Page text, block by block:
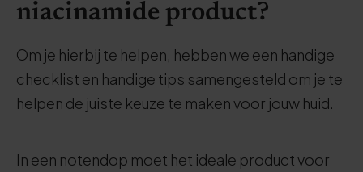
niacinamide product?
Om je hierbij te helpen, hebben we een handige
checklist en handige tips samengesteld om je te
helpen de juiste keuze te maken voor jouw huid.
In een notendop moet het ideale product voor